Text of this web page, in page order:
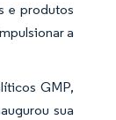
e produtos
a
GMP,
sua